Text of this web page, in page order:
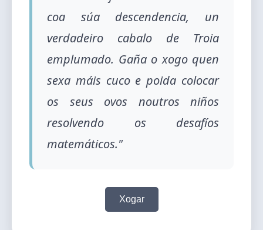
coa súa descendencia, un
verdadeiro cabalo de Troia
emplumado. Gaña o xogo quen
sexa máis cuco e poida colocar
os seus ovos noutros niños
resolvendo os desafíos
matemáticos."
Xogar